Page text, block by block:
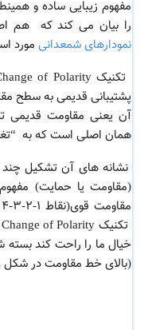
مفهوم زیبایی ساده و
را بیان می کندکه هم
نمودارهای شمعدانی مورد
تکنیک Change of Polarity به اندازه ای
پشتیبانی قدیمی به سطح
آن یعنی مقاومت قدیمی
همان اصلی است که به
نشانه های آن تشکیل
(مقاومت یا حمایت)
مقاومت قوی(نقاط 1-2-3-4 و 5 در شکل زیر) وجود داشته باشد تا
خیال ما را راحت کند
(بالای خط مقاومت در شکل